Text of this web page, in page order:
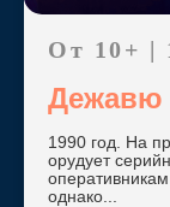
От 10+ |
Дежавю
1990 год. На
орудует
однако...